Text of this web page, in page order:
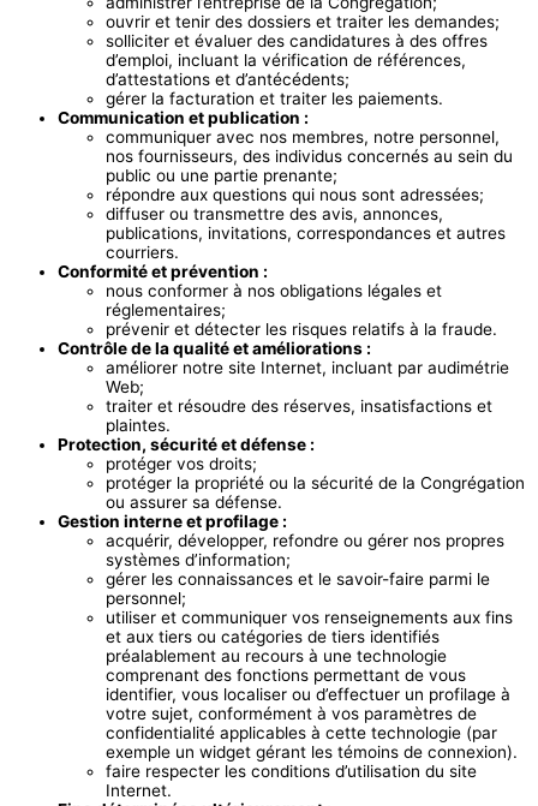
ouvrir et tenir des dossiers et traiter les demandes;
solliciter et évaluer des candidatures à des offres
d’emploi, incluant la vérification de références,
d’attestations et d’antécédents;
gérer la facturation et traiter les paiements.
Communication et publication :
communiquer avec nos membres, notre personnel,
nos fournisseurs, des individus concernés au sein du
public ou une partie prenante;
répondre aux questions qui nous sont adressées;
diffuser ou transmettre des avis, annonces,
publications, invitations, correspondances et autres
courriers.
Conformité et prévention :
nous conformer à nos obligations légales et
réglementaires;
prévenir et détecter les risques relatifs à la fraude.
Contrôle de la qualité et améliorations :
améliorer notre site Internet, incluant par audimétrie
Web;
traiter et résoudre des réserves, insatisfactions et
plaintes.
Protection, sécurité et défense :
protéger vos droits;
protéger la propriété ou la sécurité de la Congrégation
ou assurer sa défense.
Gestion interne et profilage :
acquérir, développer, refondre ou gérer nos propres
systèmes d’information;
gérer les connaissances et le savoir-faire parmi le
personnel;
utiliser et communiquer vos renseignements aux fins
et aux tiers ou catégories de tiers identifiés
préalablement au recours à une technologie
comprenant des fonctions permettant de vous
identifier, vous localiser ou d’effectuer un profilage à
votre sujet, conformément à vos paramètres de
confidentialité applicables à cette technologie (par
exemple un widget gérant les témoins de connexion).
faire respecter les conditions d’utilisation du site
Internet.